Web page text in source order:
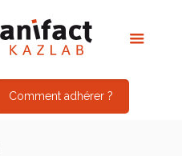
Comment adhérer ?